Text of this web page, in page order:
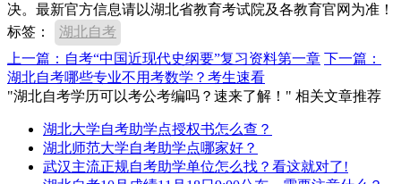
决。最新官方信息请以湖北省教育考试院及各教育官网为准！
标签：
湖北自考
上一篇：自考“中国近现代史纲要”复习资料第一章 下一篇：
湖北自考哪些专业不用考数学？考生速看
"湖北自考学历可以考公考编吗？速来了解！" 相关文章推荐
湖北大学自考助学点授权书怎么查？
湖北师范大学自考助学点哪家好？
武汉主流正规自考助学单位怎么找？看这就对了!